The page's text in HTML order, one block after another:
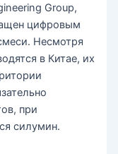
Group,
цифровым
Несмотря
в Китае, их
при
силумин.